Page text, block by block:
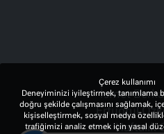
İsmet
Ertuğrul
Haftalık
Çerez kullanımı
Deneyiminizi iyileştirmek, tanımlama
doğru şekilde çalışmasını sağlamak,
kişiselleştirmek, sosyal medya
trafiğimizi analiz etmek için yasal